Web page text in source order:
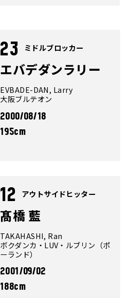
23 ミドルブロッカー
エバデダンラリー
EVBADE-DAN, Larry
大阪ブルテオン
2000/08/18
195cm
12 アウトサイドヒッター
髙橋 藍
TAKAHASHI, Ran
ボクダンカ・LUV・ルブリン（ポ
ーランド）
2001/09/02
188cm